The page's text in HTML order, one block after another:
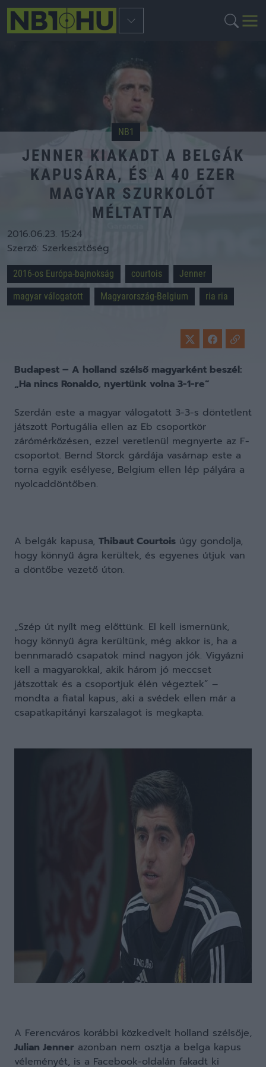
NB1
JENNER KIAKADT A BELGÁK
KAPUSÁRA, ÉS A 40 EZER
MAGYAR SZURKOLÓT
MÉLTATTA
2016.06.23. 15:24
Szerző: Szerkesztőség
2016-os Európa-bajnokság courtois
Jenner
magyar válogatott
Magyarország-Belgium ria ria
Budapest – A holland szélső magyarként beszél:
„Ha nincs Ronaldo, nyertünk volna 3-1-re”
Szerdán este a magyar válogatott 3-3-s döntetlent
játszott Portugália ellen az Eb csoportkör
zárómérkőzésen, ezzel veretlenül megnyerte az F-
csoportot. Bernd Storck gárdája vasárnap este a
torna egyik esélyese, Belgium ellen lép pályára a
nyolcaddöntőben.
A belgák kapusa, Thibaut Courtois úgy gondolja,
hogy könnyű ágra kerültek, és egyenes útjuk van
a döntőbe vezető úton.
„Szép út nyílt meg előttünk. El kell ismernünk,
hogy könnyű ágra kerültünk, még akkor is, ha a
bennmaradó csapatok mind nagyon jók. Vigyázni
kell a magyarokkal, akik három jó meccset
játszottak és a csoportjuk élén végeztek” –
mondta a fiatal kapus, aki a svédek ellen már a
csapatkapitányi karszalagot is megkapta.
A Ferencváros korábbi közkedvelt holland szélsője,
Julian Jenner azonban nem osztja a belga kapus
véleményét, is a Facebook-oldalán fakadt ki